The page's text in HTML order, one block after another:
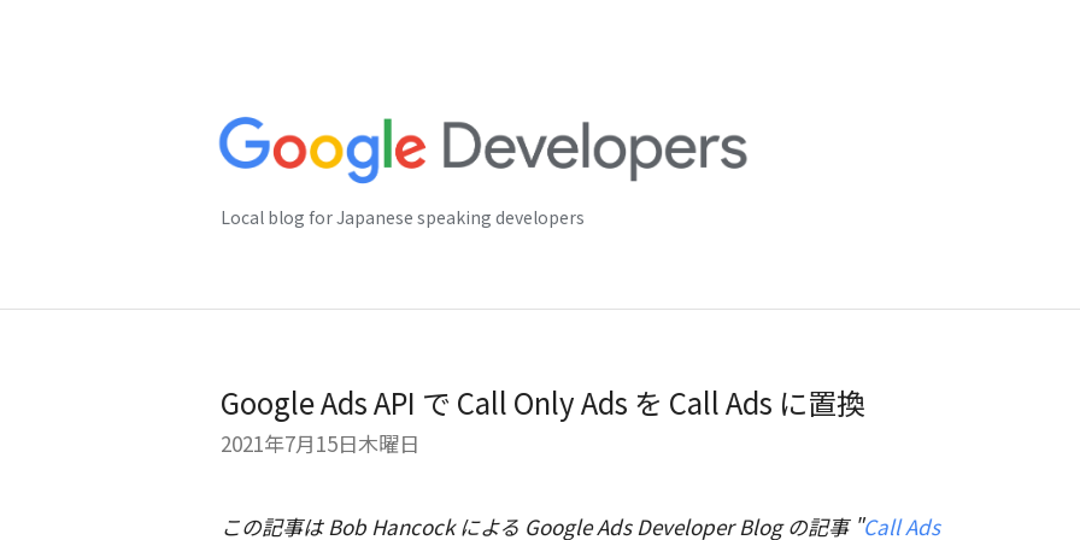
Local blog for Japanese speaking developers
Google Ads API で Call Only Ads を Call Ads に置換
2021年7月15日木曜日
この記事は Bob Hancock による Google Ads Developer Blog の記事 "Call Ads